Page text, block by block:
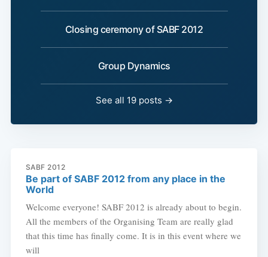
Closing ceremony of SABF 2012
Group Dynamics
See all 19 posts →
SABF 2012
Be part of SABF 2012 from any place in the
World
Welcome everyone! SABF 2012 is already about to begin.
All the members of the Organising Team are really glad
that this time has finally come. It is in this event where we
will